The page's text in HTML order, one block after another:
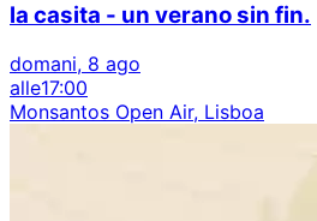
la casita - un verano sin fin.
domani, 8 ago
alle17:00
Monsantos Open Air, Lisboa